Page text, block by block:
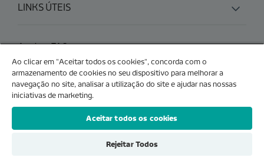
LINKS ÚTEIS
Ajuda e FAQs
Produtos e Serviços
SITE NOVOBANCO.PT
Ao clicar em "Aceitar todos os cookies", concorda com o
armazenamento de cookies no seu dispositivo para melhorar a
navegação no site, analisar a utilização do site e ajudar nas nossas
iniciativas de marketing.
Aceitar todos os cookies
Rejeitar Todos